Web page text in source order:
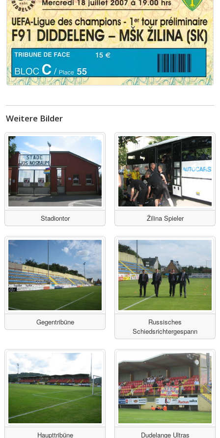
Weitere Bilder
Stadiontor Žilina Spieler
Gegentribüne
Russisches
Schiedsrichtergespann
Haupttribüne Dudelange Ultras